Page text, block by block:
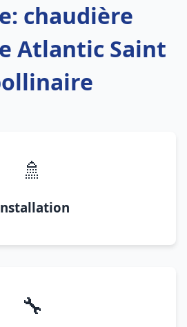
chaudière
Atlantic Saint
🚿
🔧